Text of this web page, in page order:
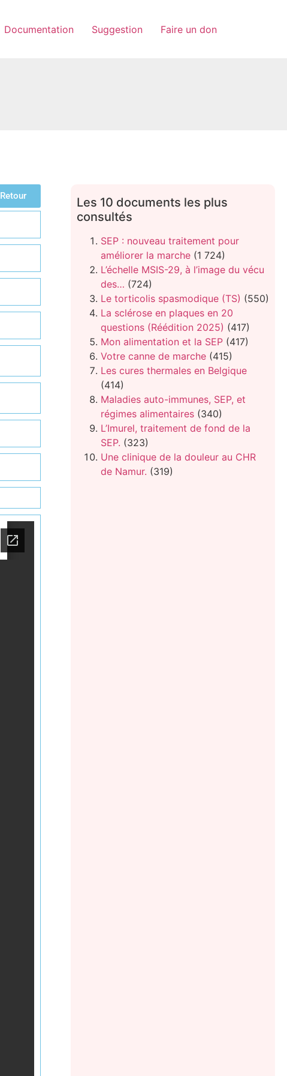
Documentation Suggestion Faire un don
Retour
Les 10 documents les plus
consultés
SEP : nouveau traitement pour
améliorer la marche (1 724)
L’échelle MSIS-29, à l’image du vécu
des… (724)
Le torticolis spasmodique (TS) (550)
La sclérose en plaques en 20
questions (Réédition 2025) (417)
Mon alimentation et la SEP (417)
Votre canne de marche (415)
Les cures thermales en Belgique
(414)
Maladies auto-immunes, SEP, et
régimes alimentaires (340)
L’Imurel, traitement de fond de la
SEP. (323)
Une clinique de la douleur au CHR
de Namur. (319)